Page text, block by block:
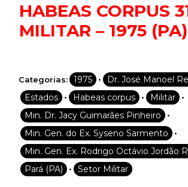
HABEAS CORPUS
MILITAR – 1975 (PA)
Categorias: 1975 • Dr. José Manoel
Estados • Habeas corpus • Militar •
Min. Dr. Jacy Guimarães Pinheiro •
Min. Gen. do Ex. Syseno Sarmento •
Min. Gen. Ex. Rodrigo Octávio Jordão
Pará (PA) • Setor Militar